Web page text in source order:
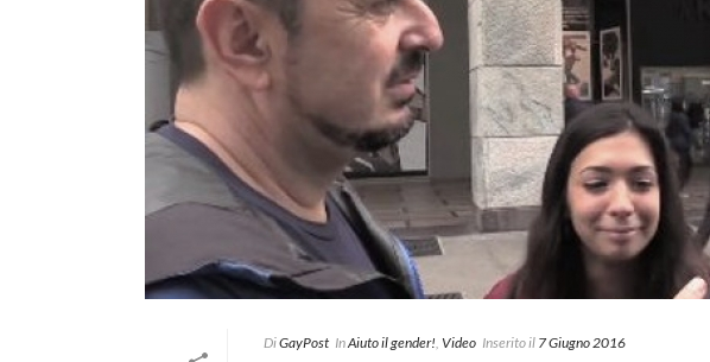
DiGayPost InAiuto il gender!, Video Inserito il 7 Giugno 2016